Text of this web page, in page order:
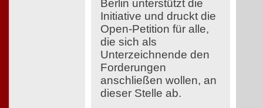
Berlin unterstützt die
Initiative und druckt die
Open-Petition für alle,
die sich als
Unterzeichnende den
Forderungen
anschließen wollen, an
dieser Stelle ab.